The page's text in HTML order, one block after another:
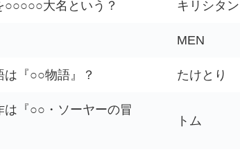
○○○○○大名という？ キリシタン
MEN
『○○物語』？ たけとり
『○○・ソーヤーの冒
トム